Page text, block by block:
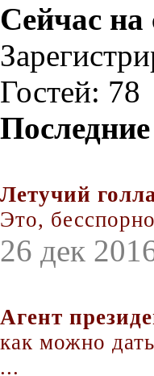
Сейчас на
Гостей: 78
Летучий
Это,
26 дек
Агент
как можно
...